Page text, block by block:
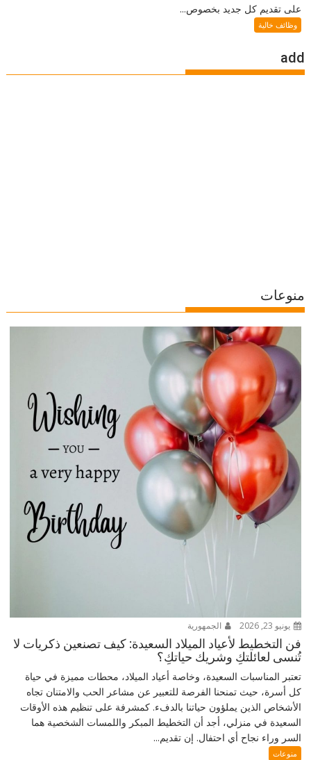
على تقديم كل جديد بخصوص...
وظائف خالية
add
منوعات
يونيو 23, 2026 الجمهورية
فن التخطيط لأعياد الميلاد السعيدة: كيف تصنعين ذكريات لا
تُنسى لعائلتكِ وشريك حياتكِ؟
تعتبر المناسبات السعيدة، وخاصة أعياد الميلاد، محطات مميزة في حياة
كل أسرة، حيث تمنحنا الفرصة للتعبير عن مشاعر الحب والامتنان تجاه
الأشخاص الذين يملؤون حياتنا بالدفء. كمشرفة على تنظيم هذه الأوقات
السعيدة في منزلي، أجد أن التخطيط المبكر واللمسات الشخصية هما
السر وراء نجاح أي احتفال. إن تقديم...
منوعات